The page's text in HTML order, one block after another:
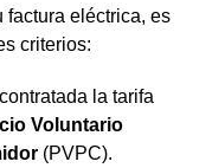
factura eléctrica, es
criterios:
la tarifa
Voluntario
(PVPC).